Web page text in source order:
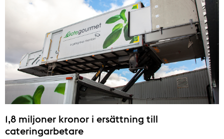
1,8 miljoner kronor i ersättning till
cateringarbetare